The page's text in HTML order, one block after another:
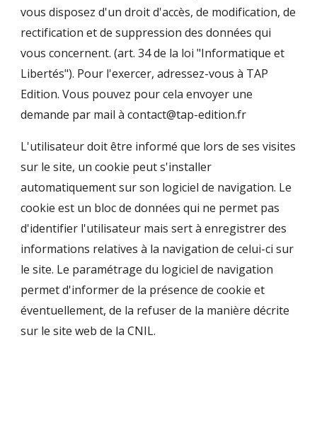
vous disposez d'un droit d'accès, de modification, de
rectification et de suppression des données qui
vous concernent. (art. 34 de la loi "Informatique et
Libertés"). Pour l'exercer, adressez-vous à TAP
Edition. Vous pouvez pour cela envoyer une
demande par mail à contact@tap-edition.fr
L'utilisateur doit être informé que lors de ses visites
sur le site, un cookie peut s'installer
automatiquement sur son logiciel de navigation. Le
cookie est un bloc de données qui ne permet pas
d'identifier l'utilisateur mais sert à enregistrer des
informations relatives à la navigation de celui-ci sur
le site. Le paramétrage du logiciel de navigation
permet d'informer de la présence de cookie et
éventuellement, de la refuser de la manière décrite
sur le site web de la CNIL.